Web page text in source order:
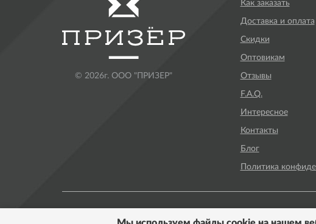
© 2026г. ООО "ПРИЗЕР"
Как заказать
Доставка и оплата
Скидки
Оптовикам
Отзывы
F.A.Q.
Интересное
Контакты
Блог
Политика